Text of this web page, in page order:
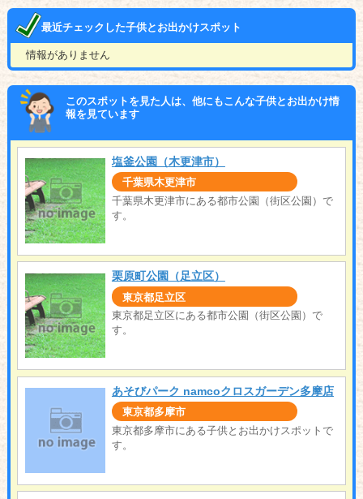
最近チェックした子供とお出かけスポット
情報がありません
このスポットを見た人は、他にもこんな子供とお出かけ情
報を見ています
塩釜公園（木更津市）
千葉県木更津市
千葉県木更津市にある都市公園（街区公園）で
す。
栗原町公園（足立区）
東京都足立区
東京都足立区にある都市公園（街区公園）で
す。
あそびパーク namcoクロスガーデン多摩店
東京都多摩市
東京都多摩市にある子供とお出かけスポットで
す。